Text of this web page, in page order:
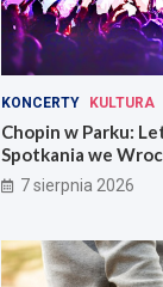
KONCERTY KULTURA
Chopin w Parku:
Spotkania we
7 sierpnia 2026